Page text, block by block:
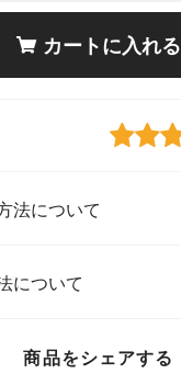
カートに入れる
法について
について
商品をシェアする